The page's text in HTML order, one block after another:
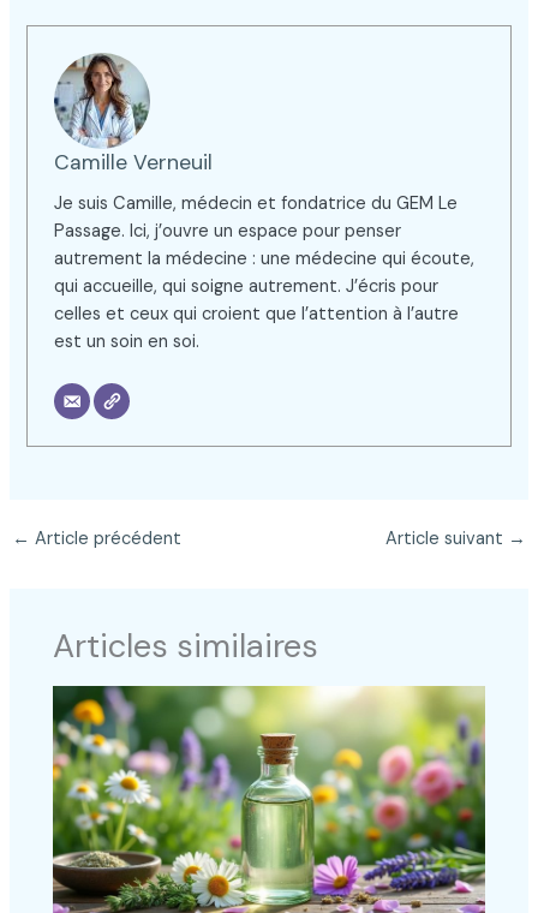
Camille Verneuil
Je suis Camille, médecin et fondatrice du GEM Le
Passage. Ici, j’ouvre un espace pour penser
autrement la médecine : une médecine qui écoute,
qui accueille, qui soigne autrement. J’écris pour
celles et ceux qui croient que l’attention à l’autre
est un soin en soi.
← Article précédent Article suivant →
Articles similaires